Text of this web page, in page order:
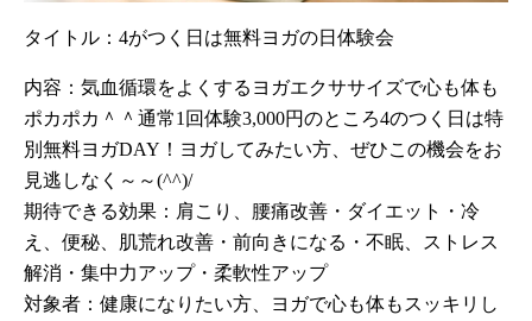
タイトル：4がつく日は無料ヨガの日体験会
内容：気血循環をよくするヨガエクササイズで心も体も
ポカポカ＾＾通常1回体験3,000円のところ4のつく日は特
別無料ヨガDAY！ヨガしてみたい方、ぜひこの機会をお
見逃しなく～～(^^)/
期待できる効果：肩こり、腰痛改善・ダイエット・冷
え、便秘、肌荒れ改善・前向きになる・不眠、ストレス
解消・集中力アップ・柔軟性アップ
対象者：健康になりたい方、ヨガで心も体もスッキリし